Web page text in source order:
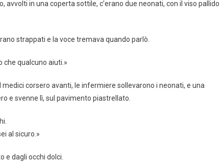
in una coperta sottile, c’erano due neonati, con il viso pallido
strappati e la voce tremava quando parlò.
che qualcuno aiuti.»
corsero avanti, le infermiere sollevarono i neonati, e una
e svenne lì, sul pavimento piastrellato.
al sicuro.»
e dagli occhi dolci.